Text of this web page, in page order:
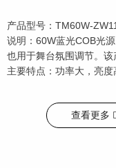
产品型号：TM60W-
说明：60W蓝光COB光源，主要用于大型海洋馆氛围
也用于舞台氛围调节。该产品采用大品牌原材料，全检
主要特点：功率大，亮度
查看更多